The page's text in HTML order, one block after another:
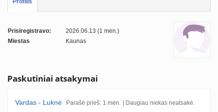
Profilis
Prisiregistravo:
2026.06.13 (1 mėn.)
Miestas
Kaunas
Paskutiniai atsakymai
Vardas - Luknė Parašė prieš: 1 mėn. | Daugiau niekas neatsakė.